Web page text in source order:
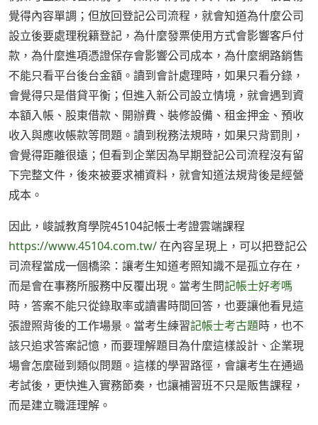
覺得內容單調；但放回登記公司流程，就會知道為什麼公司
設立後要處理稅籍登記，為什麼發票使用方式會影響客戶付
款，為什麼進項憑證保存會影響公司成本，為什麼網路銷售
不能只看平台後台金額。讀到會計處理時，如果只看分錄，
會覺得只是借貸平衡；但進入新公司設立情境，就會遇到資
本額入帳、股東借款、開辦費、裝修設備、租金押金、預收
收入與應收帳款等問題。讀到稅務法規時，如果只背罰則，
會覺得距離很遠；但看到企業因為早期登記公司流程沒有留
下完整文件，後來被要求補資料，就會知道法規背後是經營
成本。
因此，峻誠教育學院45104記帳士考證雲端課程
https://www.45104.com.tw/在內容呈現上，可以把登記公
司流程當成一個橋梁：讓考生知道考照知識不是孤立存在，
而是會在事務所服務中反覆出現。當考生問記帳士好考嗎
時，答案不能只從錄取率或讀書時間回答，也要讓他看見這
張證照背後的工作場景。當考生練習記帳士考古題時，也不
該只追求答案記憶，而要理解題目為什麼這樣設計、企業現
場會怎麼碰到類似問題。這樣的學習路徑，會讓考生在通過
考試後，更快進入實務節奏，也讓補習班不只是販售課程，
而是建立職涯理解。